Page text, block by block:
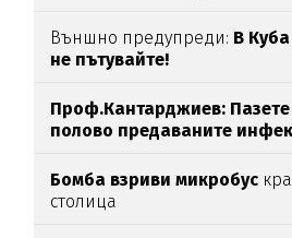
Външно предупреди: В
не пътувайте!
Проф.Кантарджиев: Пазете
полово предаваните
Бомба взриви микробус
столица